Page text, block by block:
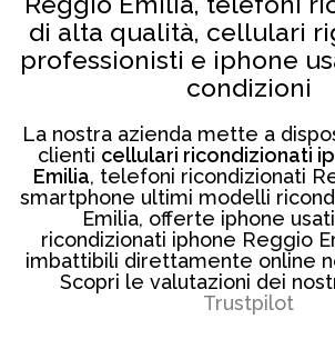
di alta qualità, cellulari
professionisti e iphone
condizioni
La nostra azienda mette a
clienti cellulari ricondizionati
Emilia, telefoni ricondizionati
smartphone ultimi modelli
Emilia, offerte iphone
ricondizionati iphone Reggio
imbattibili direttamente online
Scopri le valutazioni dei
Trustpilot